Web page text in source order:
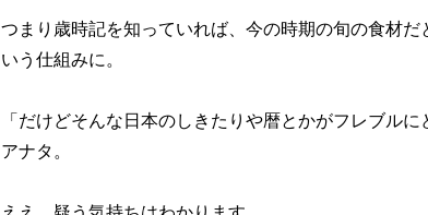
つまり歳時記を知っていれば、今の時期の旬の食材
いう仕組みに。
「だけどそんな日本のしきたりや暦とかがフレブル
アナタ。